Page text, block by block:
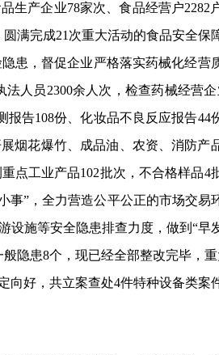
生产企业78家次、食品经营户2282
满完成21次重大活动的食品安全保
患，督促企业严格落实药械化经营
人员2300余人次，检查药械经营企
报告108份、化妆品不良 反应报告44
烟花爆竹、成品油、农资、消防产
点工业产品102批次，不合格样品4
事”，全力营造公平公正的市场交易
设施等安全隐患排查力度，做到“早
隐患8个，现已经全部整改完毕，
好，共立案查处4件特种设备类案